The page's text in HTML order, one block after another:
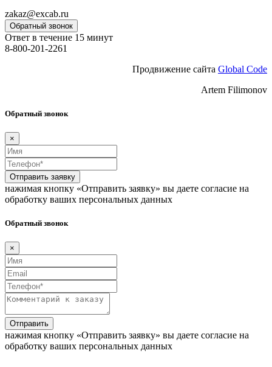
zakaz@excab.ru
Обратный звонок
Ответ в течение 15 минут
8-800-201-2261
Продвижение сайта Global Code
Artem Filimonov
Обратный звонок
×
Отправить заявку
нажимая кнопку «Отправить заявку» вы даете согласие на
обработку ваших персональных данных
Обратный звонок
×
Отправить
нажимая кнопку «Отправить заявку» вы даете согласие на
обработку ваших персональных данных